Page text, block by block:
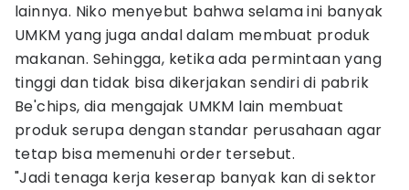
lainnya. Niko menyebut bahwa selama ini banyak
UMKM yang juga andal dalam membuat produk
makanan. Sehingga, ketika ada permintaan yang
tinggi dan tidak bisa dikerjakan sendiri di pabrik
Be'chips, dia mengajak UMKM lain membuat
produk serupa dengan standar perusahaan agar
tetap bisa memenuhi order tersebut.
"Jadi tenaga kerja keserap banyak kan di sektor